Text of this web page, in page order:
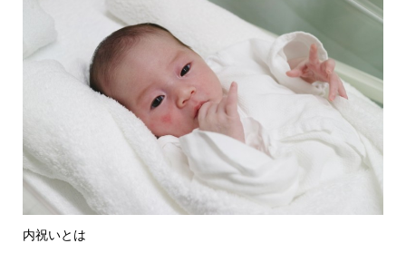
内祝いとは